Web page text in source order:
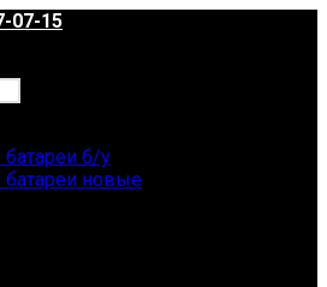
07-15
б/у
новые